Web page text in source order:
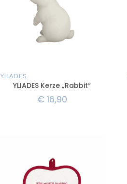
YLIADES
YLIADES Kerze „Rabbit“
€16,90